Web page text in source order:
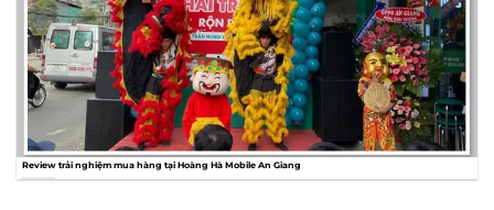
Review trải nghiệm mua hàng tại Hoàng Hà Mobile An Giang